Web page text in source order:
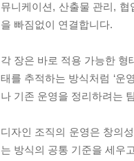
뮤니케이션, 산출물 관리,
을 빠짐없이 연결합니다.
각 장은 바로 적용 가능한 형
태를 추적하는 방식처럼 ‘운
나 기존 운영을 정리하려는
디자인 조직의 운영은 창의
는 방식의 공통 기준을 세우